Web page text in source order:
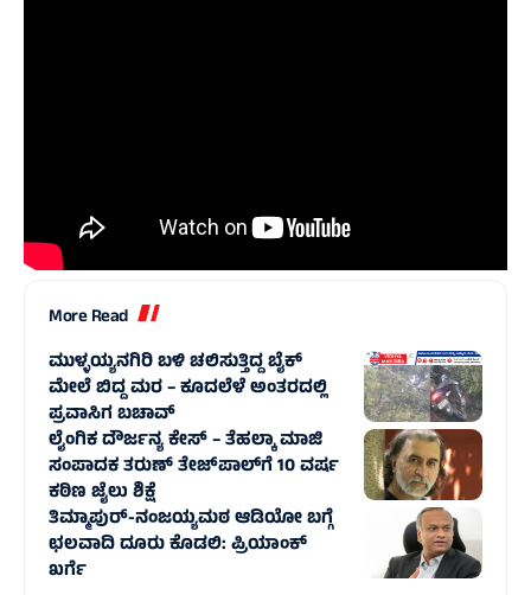
More Read
ಮುಳ್ಳಯ್ಯನಗಿರಿ ಬಳಿ ಚಲಿಸುತ್ತಿದ್ದ ಬೈಕ್‌
ಮೇಲೆ ಬಿದ್ದ ಮರ – ಕೂದಲೆಳೆ ಅಂತರದಲ್ಲಿ
ಪ್ರವಾಸಿಗ ಬಚಾವ್‌
ಲೈಂಗಿಕ ದೌರ್ಜನ್ಯ ಕೇಸ್‌ – ತೆಹಲ್ಕಾ ಮಾಜಿ
ಸಂಪಾದಕ ತರುಣ್ ತೇಜ್‌ಪಾಲ್‌ಗೆ 10 ವರ್ಷ
ಕಠಿಣ ಜೈಲು ಶಿಕ್ಷೆ
ತಿಮ್ಮಾಪುರ್-ನಂಜಯ್ಯಮಠ ಆಡಿಯೋ ಬಗ್ಗೆ
ಛಲವಾದಿ ದೂರು ಕೊಡಲಿ: ಪ್ರಿಯಾಂಕ್
ಖರ್ಗೆ